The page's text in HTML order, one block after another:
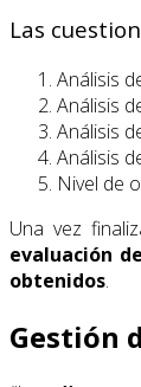
Las
Análisis
Análisis
Análisis
Análisis
Nivel de
Una vez
evaluación
obtenidos.
Gestión